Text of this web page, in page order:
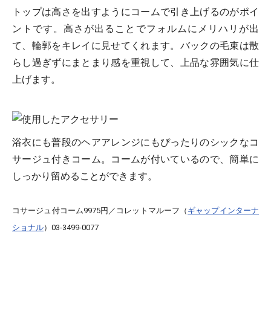
トップは高さを出すようにコームで引き上げるのがポイ
ントです。高さが出ることでフォルムにメリハリが出
て、輪郭をキレイに見せてくれます。バックの毛束は散
らし過ぎずにまとまり感を重視して、上品な雰囲気に仕
上げます。
浴衣にも普段のヘアアレンジにもぴったりのシックなコ
サージュ付きコーム。コームが付いているので、簡単に
しっかり留めることができます。
コサージュ付コーム9975円／コレットマルーフ（ ギャップインターナ
ショナル）03-3499-0077